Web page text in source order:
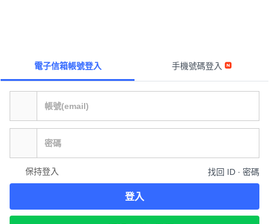
電子信箱帳號登入 手機號碼登入
保持登入 找回 ID ∙ 密碼
登入